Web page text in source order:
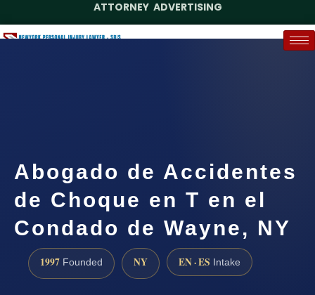
ATTORNEY ADVERTISING
Abogado de Accidentes
de Choque en T en el
Condado de Wayne, NY
1997 Founded NY EN · ES Intake